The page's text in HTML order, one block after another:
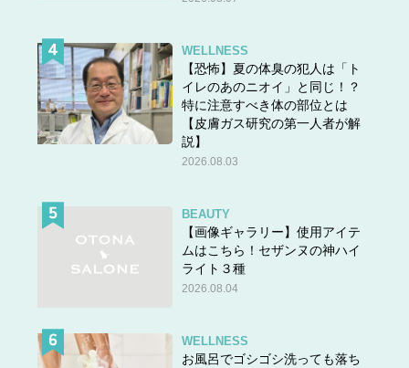
WELLNESS
【恐怖】夏の体臭の犯人は「ト
イレのあのニオイ」と同じ！？
特に注意すべき体の部位とは
【皮膚ガス研究の第一人者が解
説】
2026.08.03
BEAUTY
【画像ギャラリー】使用アイテ
ムはこちら！セザンヌの神ハイ
ライト３種
2026.08.04
WELLNESS
お風呂でゴシゴシ洗っても落ち